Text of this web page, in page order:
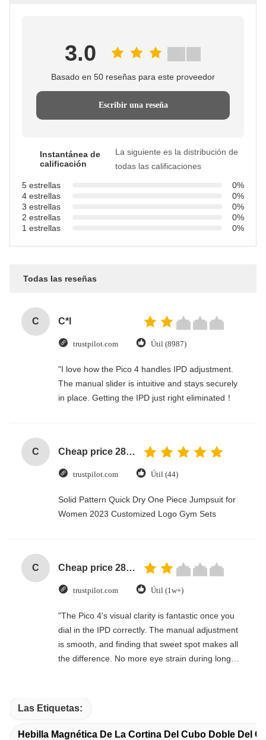
3.0
Basado en 50 reseñas para este proveedor
Escribir una reseña
Instantánea de
calificación
La siguiente es la distribución de
todas las calificaciones
5 estrellas
0%
4 estrellas
0%
3 estrellas
0%
2 estrellas
0%
1 estrellas
0%
Todas las reseñas
C C*l
trustpilot.com Útil (8987)
"I love how the Pico 4 handles IPD adjustment.
The manual slider is intuitive and stays securely
in place. Getting the IPD just right eliminated！
C Cheap price 28mm Aluminium Curtain Rod 1.2mm thickness with plastic final
trustpilot.com Útil (44)
Solid Pattern Quick Dry One Piece Jumpsuit for
Women 2023 Customized Logo Gym Sets
C Cheap price 28mm Aluminium Curtain Rod 1.2mm thickness with plastic final
trustpilot.com Útil (1w+)
"The Pico 4's visual clarity is fantastic once you
dial in the IPD correctly. The manual adjustment
is smooth, and finding that sweet spot makes all
the difference. No more eye strain during long
sweet spot makes all the difference. No more eye
Las Etiquetas:
Hebilla Magnética De La Cortina Del Cubo Doble Del